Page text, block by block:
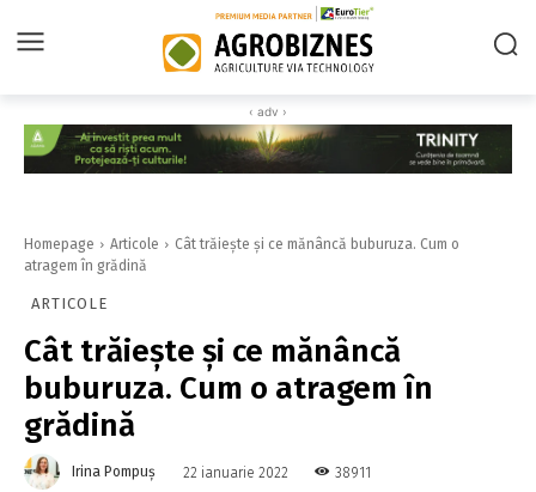
‹ adv ›
Homepage Articole
Cât trăiește și ce mănâncă buburuza. Cum o
atragem în grădină
ARTICOLE
Cât trăiește și ce mănâncă
buburuza. Cum o atragem în
grădină
Irina Pompuș 22 ianuarie 2022 38911